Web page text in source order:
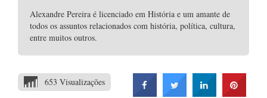
Alexandre Pereira é licenciado em História e um amante de
todos os assuntos relacionados com história, política, cultura,
entre muitos outros.
653 Visualizações